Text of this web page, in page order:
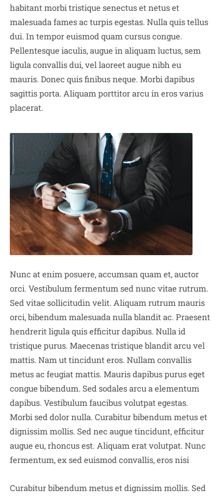
habitant morbi tristique senectus et netus et
malesuada fames ac turpis egestas. Nulla quis tellus
dui. In tempor euismod quam cursus congue.
Pellentesque iaculis, augue in aliquam luctus, sem
ligula convallis dui, vel laoreet augue nibh eu
mauris. Donec quis finibus neque. Morbi dapibus
sagittis porta. Aliquam porttitor arcu in eros varius
placerat.
Nunc at enim posuere, accumsan quam et, auctor
orci. Vestibulum fermentum sed nunc vitae rutrum.
Sed vitae sollicitudin velit. Aliquam rutrum mauris
orci, bibendum malesuada nulla blandit ac. Praesent
hendrerit ligula quis efficitur dapibus. Nulla id
tristique purus. Maecenas tristique blandit arcu vel
mattis. Nam ut tincidunt eros. Nullam convallis
metus ac feugiat mattis. Mauris dapibus purus eget
congue bibendum. Sed sodales arcu a elementum
dapibus. Vestibulum faucibus volutpat egestas.
Morbi sed dolor nulla. Curabitur bibendum metus et
dignissim mollis. Sed nec augue tincidunt, efficitur
augue eu, rhoncus est. Aliquam erat volutpat. Nunc
fermentum, ex sed euismod convallis, eros nisi
Curabitur bibendum metus et dignissim mollis. Sed